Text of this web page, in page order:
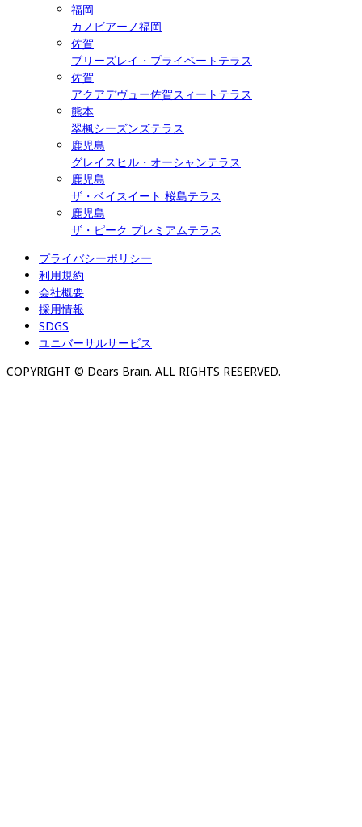
福岡
カノビアーノ福岡
佐賀
ブリーズレイ・プライベートテラス
佐賀
アクアデヴュー佐賀スィートテラス
熊本
翠楓シーズンズテラス
鹿児島
グレイスヒル・オーシャンテラス
鹿児島
ザ・ベイスイート 桜島テラス
鹿児島
ザ・ピーク プレミアムテラス
プライバシーポリシー
利用規約
会社概要
採用情報
SDGS
ユニバーサルサービス
COPYRIGHT © Dears Brain. ALL RIGHTS RESERVED.